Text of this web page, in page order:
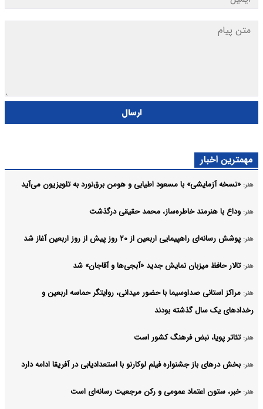
ارسال
مهمترین اخبار
هنر: «نسخه آزمایشی» با مسعود اطیابی و هومن برق‌نورد به تلویزیون می‌آید
هنر: وداع با هنرمند خاطره‌ساز، محمد حقیقی درگذشت
هنر: پوشش رسانه‌ای راهپیمایی اربعین از ۲۰ روز پیش از روز اربعین آغاز شد
هنر: تالار حافظ میزبان نمایش جدید «آبجی‌ها و آقاجان» شد
هنر: مراکز استانی صداوسیما با حضور میدانی، روایتگر حماسه اربعین و
رخدادهای یک سال گذشته بودند
هنر: تئاتر پویا، نبض فرهنگ کشور است
هنر: بخش درهای باز جشنواره فیلم لوکارنو با استعدادیابی در آفریقا ادامه دارد
هنر: خبر، ستون اعتماد عمومی و رکن مرجعیت رسانه‌ای است